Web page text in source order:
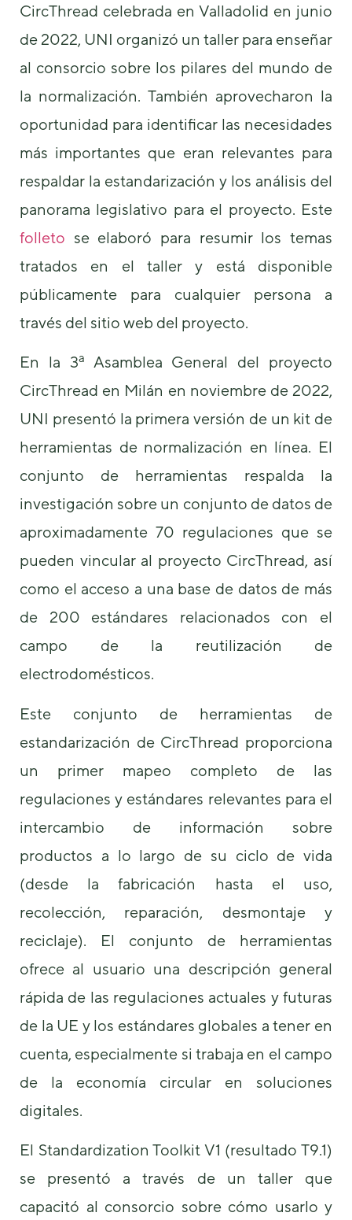
CircThread celebrada en Valladolid en junio
de 2022, UNI organizó un taller para enseñar
al consorcio sobre los pilares del mundo de
la normalización. También aprovecharon la
oportunidad para identificar las necesidades
más importantes que eran relevantes para
respaldar la estandarización y los análisis del
panorama legislativo para el proyecto. Este
folleto se elaboró para resumir los temas
tratados en el taller y está disponible
públicamente para cualquier persona a
través del sitio web del proyecto.
En la 3a
Asamblea General del proyecto
CircThread en Milán en noviembre de 2022,
UNI presentó la primera versión de un kit de
herramientas de normalización en línea. El
conjunto de herramientas respalda la
investigación sobre un conjunto de datos de
aproximadamente 70 regulaciones que se
pueden vincular al proyecto CircThread, así
como el acceso a una base de datos de más
de 200 estándares relacionados con el
campo de la reutilización de
electrodomésticos.
Este conjunto de herramientas de
estandarización de CircThread proporciona
un primer mapeo completo de las
regulaciones y estándares relevantes para el
intercambio de información sobre
productos a lo largo de su ciclo de vida
(desde la fabricación hasta el uso,
recolección, reparación, desmontaje y
reciclaje). El conjunto de herramientas
ofrece al usuario una descripción general
rápida de las regulaciones actuales y futuras
de la UE y los estándares globales a tener en
cuenta, especialmente si trabaja en el campo
de la economía circular en soluciones
digitales.
El Standardization Toolkit V1 (resultado T9.1)
se presentó a través de un taller que
capacitó al consorcio sobre cómo usarlo y
ofertas